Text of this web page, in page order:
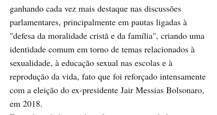
ganhando cada vez mais destaque nas discussões
parlamentares, principalmente em pautas ligadas à
"defesa da moralidade cristã e da família", criando uma
identidade comum em torno de temas relacionados à
sexualidade, à educação sexual nas escolas e à
reprodução da vida, fato que foi reforçado intensamente
com a eleição do ex-presidente Jair Messias Bolsonaro,
em 2018.